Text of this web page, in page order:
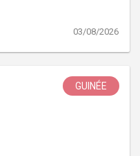
03/08/2026
GUINÉE